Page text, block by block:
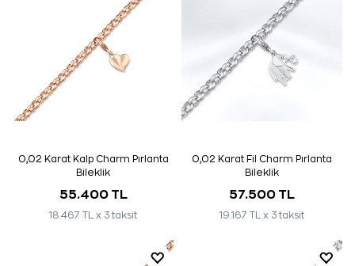
0,02 Karat Kalp Charm Pırlanta
Bileklik
55.400 TL
18.467 TL x 3 taksit
0,02 Karat Fil Charm Pırlanta
Bileklik
57.500 TL
19.167 TL x 3 taksit